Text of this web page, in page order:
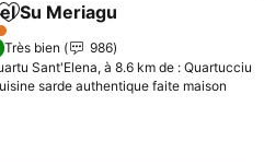
Ajouter à mes favoris
Su Meriagu
Très bien
986
Sant'Elena, à 8.6 km de : Quartucciu
sarde authentique faite maison